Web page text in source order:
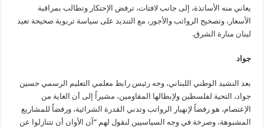
يعاني منه الأساتذة، إلى جانب لافتات، ترفض الإحتكار وتطالب بمراقبة
الأسعار، وتصحيح الرواتب والأجور، مع التنديد على سياسة تربوية صحيحة تعيد
لبنان منارة الشرق.
جواد
بعد النشيد الوطني اللبناني، وجه رئيس رابط معلمي التعليم الرسمي حسين
جواد، التحية لفلسطين ولإبطالها المقاومين، مشيراً إلى أن الغاية من
الإعتصام، هو رفضاً لإنهيار الرواتب وتدني القدرة الشرائية، ورفضاً للمشاريع
المشبوهة، وصرخة في وجه السياسيين لنقول لهم “آن الأوان أن تتنازلوا عن